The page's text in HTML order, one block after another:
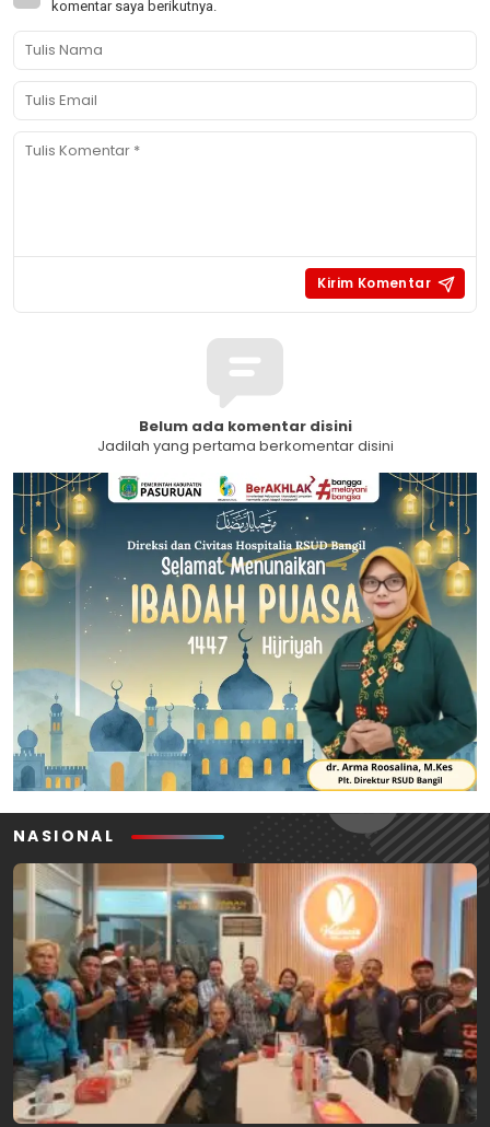
komentar saya berikutnya.
Belum ada komentar disini
Jadilah yang pertama berkomentar disini
NASIONAL